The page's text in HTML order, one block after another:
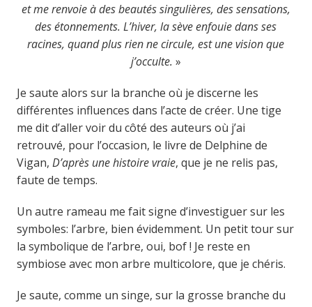
et me renvoie à des beautés singulières, des sensations,
des étonnements. L’hiver, la sève enfouie dans ses
racines, quand plus rien ne circule, est une vision que
j’occulte. »
Je saute alors sur la branche où je discerne les
différentes influences dans l’acte de créer. Une tige
me dit d’aller voir du côté des auteurs où j’ai
retrouvé, pour l’occasion, le livre de Delphine de
Vigan, D’après une histoire vraie, que je ne relis pas,
faute de temps.
Un autre rameau me fait signe d’investiguer sur les
symboles: l’arbre, bien évidemment. Un petit tour sur
la symbolique de l’arbre, oui, bof ! Je reste en
symbiose avec mon arbre multicolore, que je chéris.
Je saute, comme un singe, sur la grosse branche du